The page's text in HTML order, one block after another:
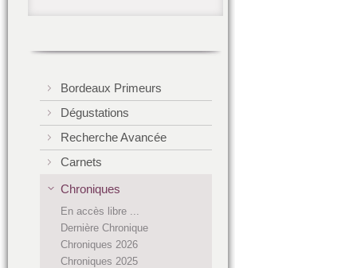
Bordeaux Primeurs
Dégustations
Recherche Avancée
Carnets
Chroniques
En accès libre ...
Dernière Chronique
Chroniques 2026
Chroniques 2025